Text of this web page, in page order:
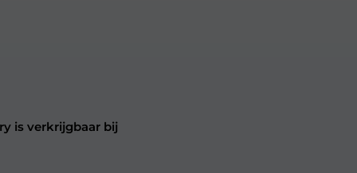
is verkrijgbaar bij